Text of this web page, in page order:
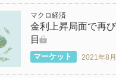
マクロ経済
金利上昇局面で再
目
マーケット 2021年8